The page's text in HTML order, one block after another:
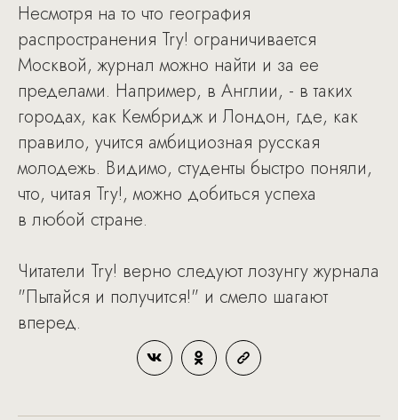
Несмотря на то что география
распространения Try! ограничивается
Москвой, журнал можно найти и за ее
пределами. Например, в Англии, - в таких
городах, как Кембридж и Лондон, где, как
правило, учится амбициозная русская
молодежь. Видимо, студенты быстро поняли,
что, читая Try!, можно добиться успеха
в любой стране.
Читатели Try! верно следуют лозунгу журнала
"Пытайся и получится!" и смело шагают
вперед.